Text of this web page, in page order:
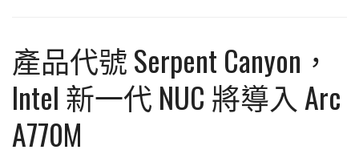
產品代號 Serpent Canyon，
Intel 新一代 NUC 將導入 Arc
A770M